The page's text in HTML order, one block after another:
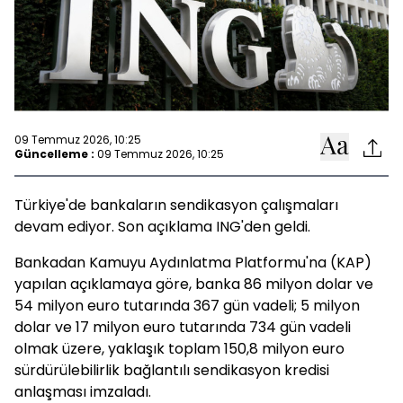
09 Temmuz 2026, 10:25
Güncelleme : 09 Temmuz 2026, 10:25
Türkiye'de bankaların sendikasyon çalışmaları
devam ediyor. Son açıklama ING'den geldi.
Bankadan Kamuyu Aydınlatma Platformu'na (KAP)
yapılan açıklamaya göre, banka 86 milyon dolar ve
54 milyon euro tutarında 367 gün vadeli; 5 milyon
dolar ve 17 milyon euro tutarında 734 gün vadeli
olmak üzere, yaklaşık toplam 150,8 milyon euro
sürdürülebilirlik bağlantılı sendikasyon kredisi
anlaşması imzaladı.